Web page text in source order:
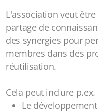
L'association veut
partage de
des synergies pour
membres dans des
réutilisation.
Cela peut inclure p.ex.
Le